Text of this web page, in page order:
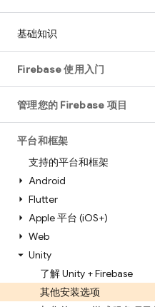
基础知识
Firebase 使用入门
管理您的 Firebase 项目
平台和框架
支持的平台和框架
Android
Flutter
Apple 平台 (iOS+)
Web
Unity
了解 Unity + Firebase
其他安装选项